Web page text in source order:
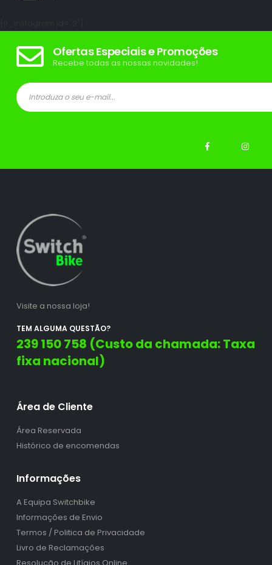
Ofertas Especiais e Promoções
Recebe todas as nossas novidades!
Visite a nossa loja!
TEM ALGUMA QUESTÃO?
239 150 758 (Custo da chamada: Taxa
fixa nacional)
Área de Cliente
Área Reservada
Histórico de encomendas
Informações
A Equipa Switchbike
Informações de Envio
Termos / Politica de Privacidade
Livro de Reclamações